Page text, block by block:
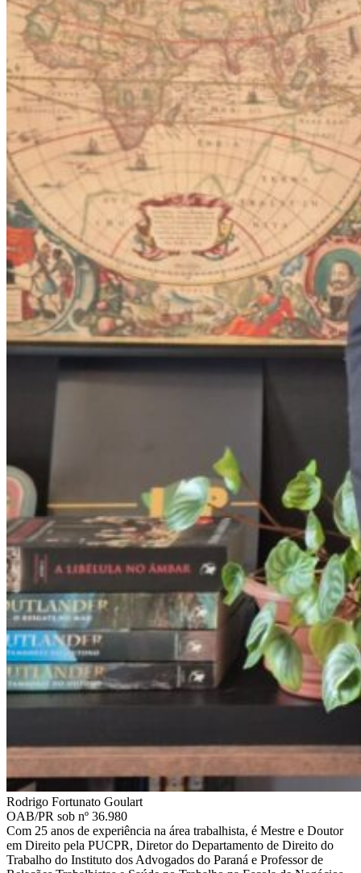
Rodrigo Fortunato Goulart
OAB/PR sob nº 36.980
Com 25 anos de experiência na área trabalhista, é Mestre e Doutor
em Direito pela PUCPR, Diretor do Departamento de Direito do
Trabalho do Instituto dos Advogados do Paraná e Professor de